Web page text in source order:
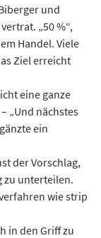
und
„50 %“,
Handel. Viele
Ziel erreicht
eine ganze
„Und nächstes
ein
der Vorschlag,
zu unterteilen.
wie strip
in den Griff zu